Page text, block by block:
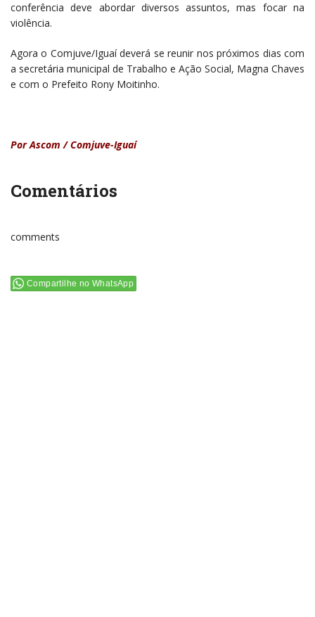
conferência deve abordar diversos assuntos, mas focar na
violência.
Agora o Comjuve/Iguaí deverá se reunir nos próximos dias com
a secretária municipal de Trabalho e Ação Social, Magna Chaves
e com o Prefeito Rony Moitinho.
Por Ascom / Comjuve-Iguaí
Comentários
comments
Compartilhe no WhatsApp